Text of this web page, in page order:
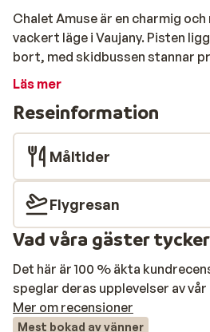
Chalet Amuse är en charmig
vackert läge i Vaujany. Pisten
bort, med skidbussen stannar
och tar dig smidigt dit. Boendet
vänner eller en stor familj. Efter
är det underbart att mjuka upp
varma bastun eller varför inte
centrala Vaujany hittar du
kan njuta av en traditionell
krispiga bagetten, potatisen
ost och njut. Här spenderar du
by med fantastiska
Läs mer
Reseinformation
Måltider
Flygresan
Vad våra gäster tycker
Det här är 100 % äkta
speglar deras upplevelser av
Mer om recensioner
Mest bokad av vänner